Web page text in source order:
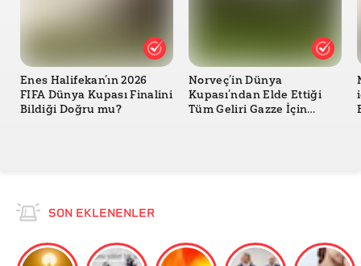
Enes Halifekan’ın 2026
FIFA Dünya Kupası Finalini
Bildiği Doğru mu?
Norveç’in Dünya
Kupası’ndan Elde Ettiği
Tüm Geliri Gazze İçin
SON EKLENENLER